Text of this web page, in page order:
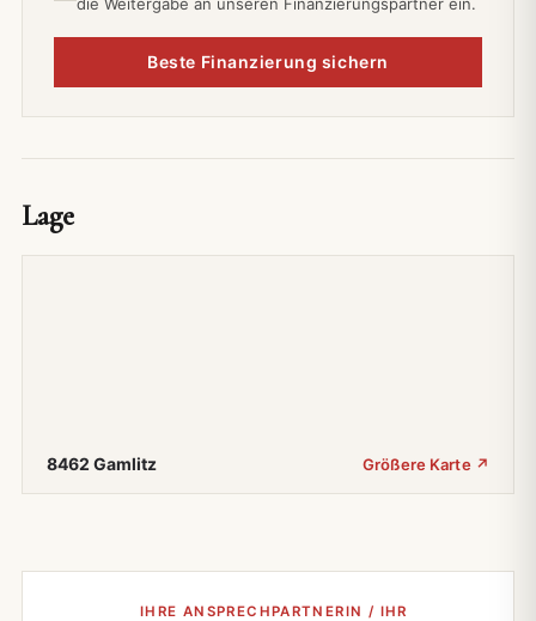
Beste Finanzierung sichern
Lage
8462 Gamlitz Größere Karte ↗
IHRE ANSPRECHPARTNERIN / IHR